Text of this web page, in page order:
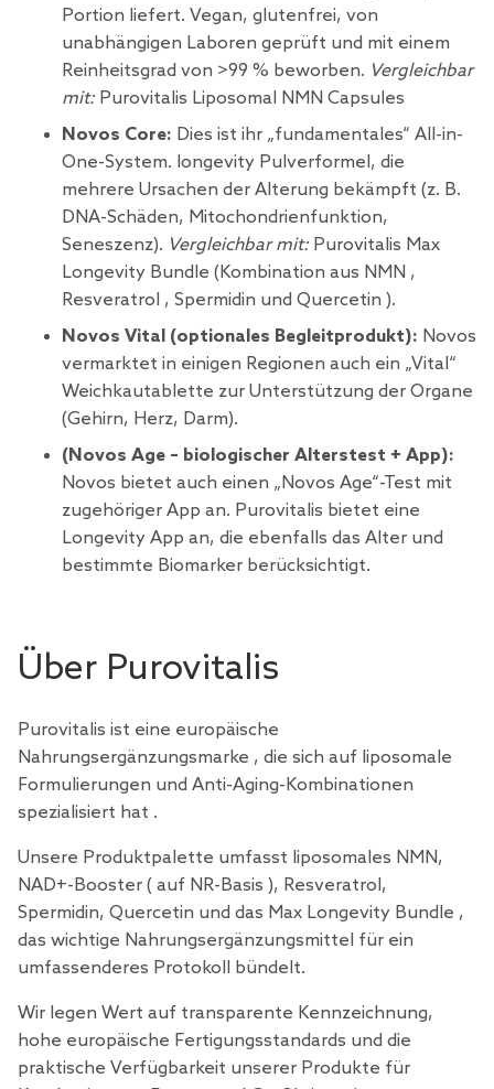
Portion liefert. Vegan, glutenfrei, von
unabhängigen Laboren geprüft und mit einem
Reinheitsgrad von >99 % beworben. Vergleichbar
mit: Purovitalis Liposomal NMN Capsules
Novos Core: Dies ist ihr „fundamentales“ All-in-
One-System. longevity Pulverformel, die
mehrere Ursachen der Alterung bekämpft (z. B.
DNA-Schäden, Mitochondrienfunktion,
Seneszenz). Vergleichbar mit: Purovitalis Max
Longevity Bundle (Kombination aus NMN ,
Resveratrol , Spermidin und Quercetin ).
Novos Vital (optionales Begleitprodukt): Novos
vermarktet in einigen Regionen auch ein „Vital“
Weichkautablette zur Unterstützung der Organe
(Gehirn, Herz, Darm).
(Novos Age – biologischer Alterstest + App):
Novos bietet auch einen „Novos Age“-Test mit
zugehöriger App an. Purovitalis bietet eine
Longevity App an, die ebenfalls das Alter und
bestimmte Biomarker berücksichtigt.
Über Purovitalis
Purovitalis ist eine europäische
Nahrungsergänzungsmarke , die sich auf liposomale
Formulierungen und Anti-Aging-Kombinationen
spezialisiert hat .
Unsere Produktpalette umfasst liposomales NMN,
NAD+-Booster ( auf NR-Basis ), Resveratrol,
Spermidin, Quercetin und das Max Longevity Bundle ,
das wichtige Nahrungsergänzungsmittel für ein
umfassenderes Protokoll bündelt.
Wir legen Wert auf transparente Kennzeichnung,
hohe europäische Fertigungsstandards und die
praktische Verfügbarkeit unserer Produkte für